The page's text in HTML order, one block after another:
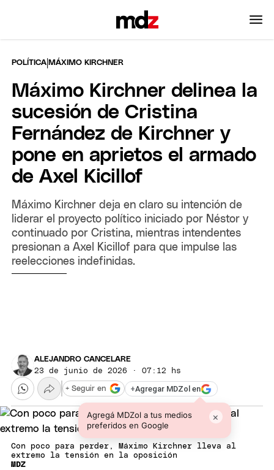
POLÍTICA |MÁXIMO KIRCHNER
Máximo Kirchner delinea la
sucesión de Cristina
Fernández de Kirchner y
pone en aprietos el armado
de Axel Kicillof
Máximo Kirchner deja en claro su intención de
liderar el proyecto político iniciado por Néstor y
continuado por Cristina, mientras intendentes
presionan a Axel Kicillof para que impulse las
reelecciones indefinidas.
ALEJANDRO CANCELARE
23 de junio de 2026 · 07:12 hs
+Agregar MDZol en
Agregá MDZol a tus medios
preferidos en Google
×
+ Seguir en
Con poco para perder, Máximo Kirchner lleva al
extremo la tensión en la oposición
MDZ